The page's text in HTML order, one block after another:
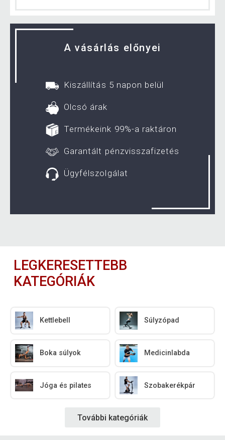
A vásárlás előnyei
Kiszállítás 5 napon belül
Olcsó árak
Termékeink 99%-a raktáron
Garantált pénzvisszafizetés
Ügyfélszolgálat
LEGKERESETTEBB
KATEGÓRIÁK
Kettlebell Súlyzópad
Boka súlyok Medicinlabda
Jóga és pilates Szobakerékpár
További kategóriák